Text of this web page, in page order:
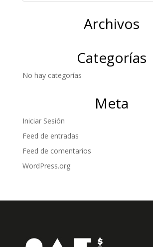
Archivos
Categorías
No hay categorías
Meta
Iniciar Sesión
Feed de entradas
Feed de comentarios
WordPress.org